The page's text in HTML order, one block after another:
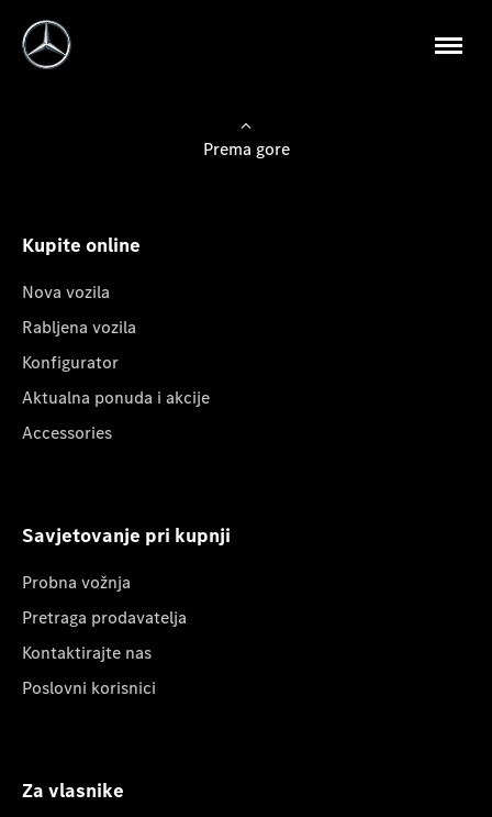
Prema gore
Kupite online
Nova vozila
Rabljena vozila
Konfigurator
Aktualna ponuda i akcije
Accessories
Savjetovanje pri kupnji
Probna vožnja
Pretraga prodavatelja
Kontaktirajte nas
Poslovni korisnici
Za vlasnike